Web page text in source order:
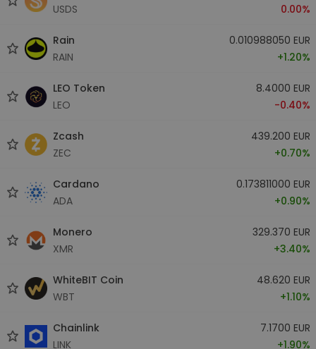
USDS
0.00%
Rain
RAIN
0.010988050 EUR
+1.20%
LEO Token
LEO
8.4000 EUR
-0.40%
Zcash
ZEC
439.200 EUR
+0.70%
Cardano
ADA
0.173811000 EUR
+0.90%
Monero
XMR
329.370 EUR
+3.40%
WhiteBIT Coin
WBT
48.620 EUR
+1.10%
Chainlink
LINK
7.1700 EUR
+1.90%